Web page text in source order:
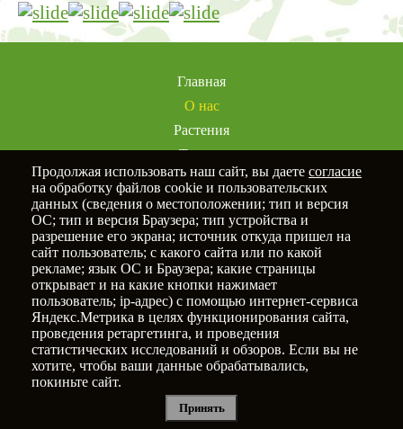
Главная
О нас
Растения
Товары
Услуги
Портфолио
Статьи
Контакты
Политика конфиденциальности
© 2025Новый Сад
Продолжая использовать наш сайт, вы даете согласие
на обработку файлов cookie и пользовательских
данных (сведения о местоположении; тип и версия
ОС; тип и версия Браузера; тип устройства и
разрешение его экрана; источник откуда пришел на
сайт пользователь; с какого сайта или по какой
рекламе; язык ОС и Браузера; какие страницы
открывает и на какие кнопки нажимает
пользователь; ip-адрес) с помощью интернет-сервиса
Яндекс.Метрика в целях функционирования сайта,
проведения ретаргетинга, и проведения
статистических исследований и обзоров. Если вы не
хотите, чтобы ваши данные обрабатывались,
покиньте сайт.
Принять